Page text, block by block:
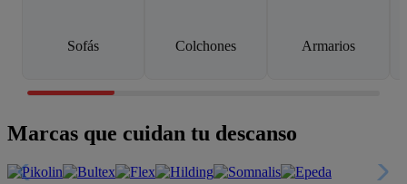
Sofás Colchones Armarios
Marcas que cuidan tu descanso